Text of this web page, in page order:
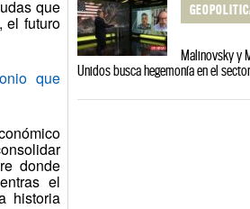
que
el futuro
que
donde
el
historia
Malinovsky y
Unidos busca hegemonía en el